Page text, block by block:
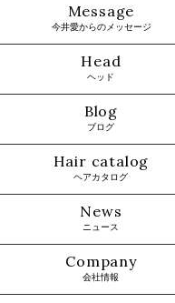
Message
今井愛からのメッセージ
Head
ヘッド
Blog
ブログ
Hair catalog
ヘアカタログ
News
ニュース
Company
会社情報